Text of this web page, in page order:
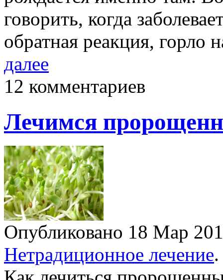
говорить, когда
обратная реакция, горло
далее
12 комментариев
Лечимся
Опубликовано 18 Мар
Нетрадиционное лечение.